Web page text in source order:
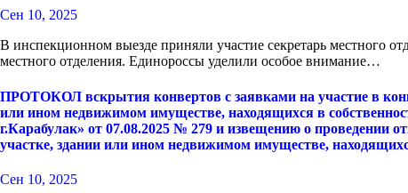
Сен 10, 2025
В инспекционном выезде приняли участие секретарь местного
местного отделения. Единороссы уделили особое внимание…
ПРОТОКОЛ вскрытия конвертов с заявками на участие в
или ином недвижимом имуществе, находящихся в
г.Карабулак» от 07.08.2025 № 279 и извещению о проведении
участке, здании или ином недвижимом имуществе,
Сен 10, 2025